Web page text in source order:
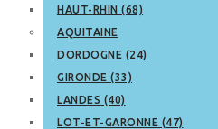
HAUT-RHIN (68)
AQUITAINE
DORDOGNE (24)
GIRONDE (33)
LANDES (40)
LOT-ET-GARONNE (47)